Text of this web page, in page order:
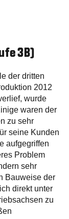
3B)
der dritten
2012
wurde
waren der
zu sehr
seine Kunden
aufgegriffen
Problem
sehr
Bauweise der
direkt unter
zu